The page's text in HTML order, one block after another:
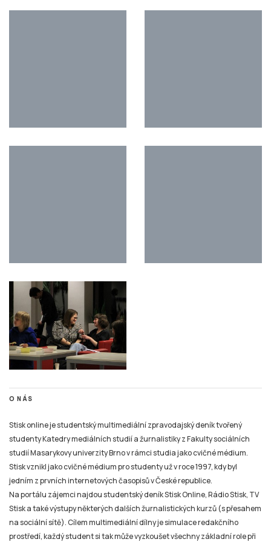
O NÁS
Stisk online je studentský multimediální zpravodajský deník tvořený
studenty Katedry mediálních studií a žurnalistiky z Fakulty sociálních
studií Masarykovy univerzity Brno v rámci studia jako cvičné médium.
Stisk vznikl jako cvičné médium pro studenty už v roce 1997, kdy byl
jedním z prvních internetových časopisů v České republice.
Na portálu zájemci najdou studentský deník Stisk Online, Rádio Stisk, TV
Stisk a také výstupy některých dalších žurnalistických kurzů (s přesahem
na sociální sítě). Cílem multimediální dílny je simulace redakčního
prostředí, každý student si tak může vyzkoušet všechny základní role při